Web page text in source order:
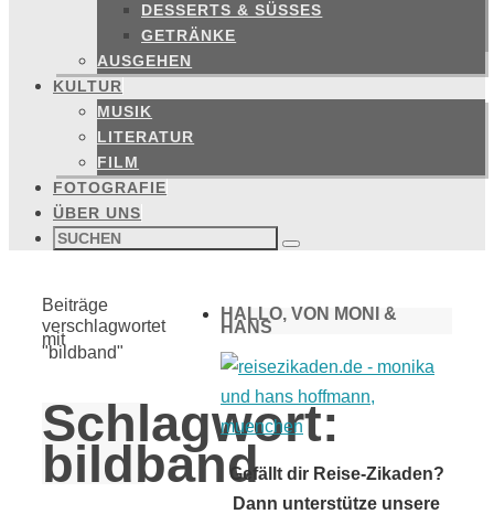
DESSERTS & SÜSSES
GETRÄNKE
AUSGEHEN
KULTUR
MUSIK
LITERATUR
FILM
FOTOGRAFIE
ÜBER UNS
Suchen
nach: Suchen
Start
Beiträge
verschlagwortet
mit
"bildband"
Schlagwort:
bildband
HALLO, VON MONI &
HANS
Gefällt dir Reise-Zikaden?
Dann unterstütze unsere